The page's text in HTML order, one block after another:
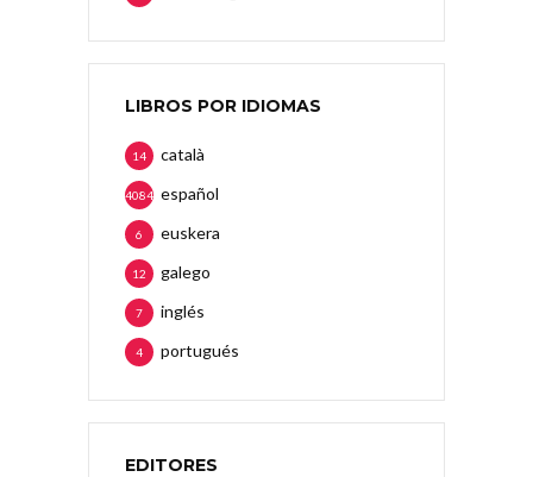
LIBROS POR IDIOMAS
català
14
español
4084
euskera
6
galego
12
inglés
7
portugués
4
EDITORES